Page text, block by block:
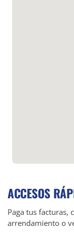
ACCESOS
Paga tus facturas,
arrendamiento o